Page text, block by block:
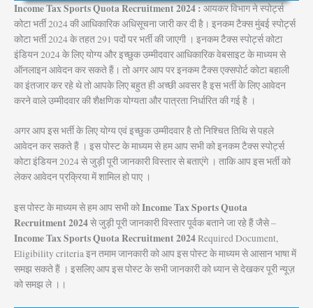
Income Tax Sports Quota Recruitment 2024 :आयकर विभाग ने स्पोर्ट्स
कोटा भर्ती 2024 की आधिकारिक अधिसूचना जारी कर दी है। इनकम टैक्स मुंबई स्पोर्ट्स
कोटा भर्ती 2024 के तहत 291 पदों पर भर्ती की जाएगी । इनकम टैक्स स्पोर्ट्स कोटा
इंडियन 2024 के लिए योग्य और इच्छुक उम्मीदवार आधिकारिक वेबसाइट के माध्यम से
ऑनलाइन आवेदन कर सकते हैं। तो अगर आप पर इनकम टैक्स एक्सपोर्ट कोटा बहाली
का इंतजार कर रहे थे तो आपके लिए बहुत ही अच्छी अवसर है इस भर्ती के लिए आवेदन
करने वाले उम्मीदवार की शैक्षणिक योग्यता और पात्रता निर्धारित की गई है ।
अगर आप इस भर्ती के लिए योग्य एवं इच्छुक उम्मीदवार है तो निश्चित तिथि से पहले
आवेदन कर सकते हैं । इस पोस्ट के माध्यम से हम आप सभी को इनकम टैक्स स्पोर्ट्स
कोटा इंडियन 2024 से जुड़ी पूरी जानकारी विस्तार से बताएंगे । ताकि आप इस भर्ती को
लेकर आवेदन प्रक्रिया में शामिल हो पाए ।
इस पोस्ट के माध्यम से हम आप सभी कोIncome Tax Sports Quota
Recruitment 2024से जुड़ी पूरी जानकारी विस्तार पूर्वक बताने जा रहे हैं जैसे –
Income Tax Sports Quota Recruitment 2024Required Document,
Eligibility criteria इन तमाम जानकारी को आप इस पोस्ट के माध्यम से आसान भाषा में
समझ सकते हैं । इसलिए आप इस पोस्ट के सभी जानकारी को ध्यान से देखकर पूरी न्यूज़
को समझ ले ।।